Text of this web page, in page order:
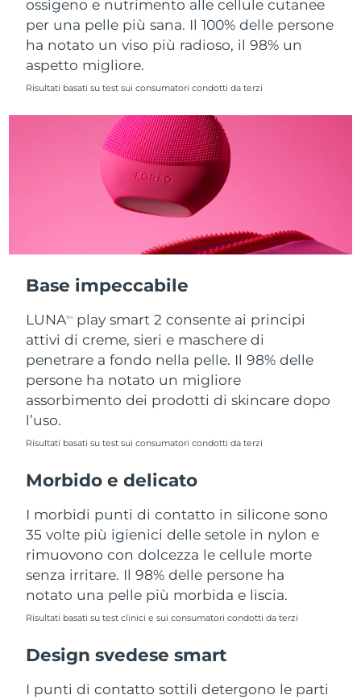
ossigeno e nutrimento alle cellule cutanee
per una pelle più sana. Il 100% delle persone
ha notato un viso più radioso, il 98% un
aspetto migliore.
Risultati basati su test sui consumatori condotti da terzi
Base impeccabile
LUNATM
play smart 2 consente ai principi
attivi di creme, sieri e maschere di
penetrare a fondo nella pelle. Il 98% delle
persone ha notato un migliore
assorbimento dei prodotti di skincare dopo
l’uso.
Risultati basati su test sui consumatori condotti da terzi
Morbido e delicato
I morbidi punti di contatto in silicone sono
35 volte più igienici delle setole in nylon e
rimuovono con dolcezza le cellule morte
senza irritare. Il 98% delle persone ha
notato una pelle più morbida e liscia.
Risultati basati su test clinici e sui consumatori condotti da terzi
Design svedese smart
I punti di contatto sottili detergono le parti
Slovacchia Consegna stimata08/08/2026
Slovenia
Corea del Sud Consegna stimata
Consegna stimata
Thailandia Consegna stimata
Turchia Consegna stimata
Emirati Arabi Uniti 09/08/2026
Regno Unito Consegna stimata
Stati Uniti Consegna stimata
Uzbekistan
Vietnam Consegna stimata 14/08/2026